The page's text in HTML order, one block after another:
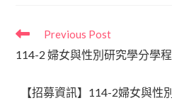
Previous Post
114-2 婦女與性別研究學分學
【招募資訊】114-2婦女與性